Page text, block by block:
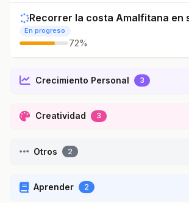
Recorrer la costa Amalfitana en
En progreso
72%
Crecimiento Personal 3
Creatividad 3
Otros 2
Aprender 2